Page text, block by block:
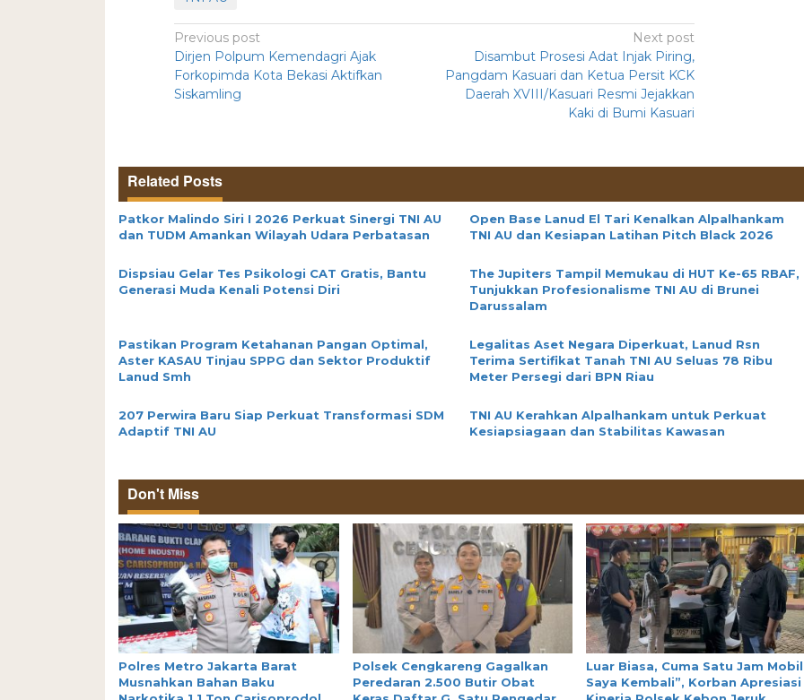
Previous post
Dirjen Polpum Kemendagri Ajak
Forkopimda Kota Bekasi Aktifkan
Siskamling
Next post
Disambut Prosesi Adat Injak Piring,
Pangdam Kasuari dan Ketua Persit KCK
Daerah XVIII/Kasuari Resmi Jejakkan
Kaki di Bumi Kasuari
Related Posts
Patkor Malindo Siri I 2026 Perkuat Sinergi TNI AU
dan TUDM Amankan Wilayah Udara Perbatasan
Open Base Lanud El Tari Kenalkan Alpalhankam
TNI AU dan Kesiapan Latihan Pitch Black 2026
Dispsiau Gelar Tes Psikologi CAT Gratis, Bantu
Generasi Muda Kenali Potensi Diri
The Jupiters Tampil Memukau di HUT Ke-65 RBAF,
Tunjukkan Profesionalisme TNI AU di Brunei
Darussalam
Pastikan Program Ketahanan Pangan Optimal,
Aster KASAU Tinjau SPPG dan Sektor Produktif
Lanud Smh
Legalitas Aset Negara Diperkuat, Lanud Rsn
Terima Sertifikat Tanah TNI AU Seluas 78 Ribu
Meter Persegi dari BPN Riau
207 Perwira Baru Siap Perkuat Transformasi SDM
Adaptif TNI AU
TNI AU Kerahkan Alpalhankam untuk Perkuat
Kesiapsiagaan dan Stabilitas Kawasan
Don't Miss
Polres Metro Jakarta Barat
Musnahkan Bahan Baku
Polsek Cengkareng Gagalkan
Peredaran 2.500 Butir Obat
Luar Biasa, Cuma Satu Jam Mobil
Saya Kembali”, Korban Apresiasi